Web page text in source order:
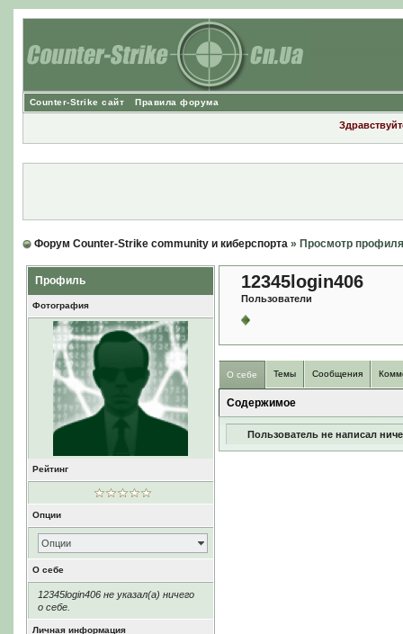
Counter-Strike сайт Правила форума
Форум Counter-Strike community и киберспорта» Просмотр профиля
Профиль
Фотография
Рейтинг
Опции
Опции
О себе
12345login406 не указал(а) ничего
о себе.
Личная информация
12345login406
Пользователи
О себе Темы Сообщения
Содержимое
Пользователь не написал